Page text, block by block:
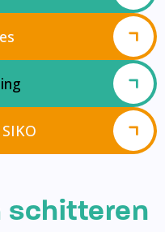
schitteren